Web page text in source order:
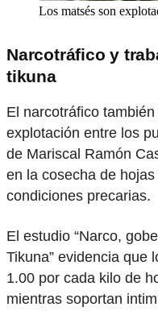
Los matsés son
Narcotráfico y
tikuna
El narcotráfico
explotación entre los
de Mariscal Ramón
en la cosecha de
condiciones precarias.
El estudio “Narco,
Tikuna” evidencia que
1.00 por cada kilo de
mientras soportan